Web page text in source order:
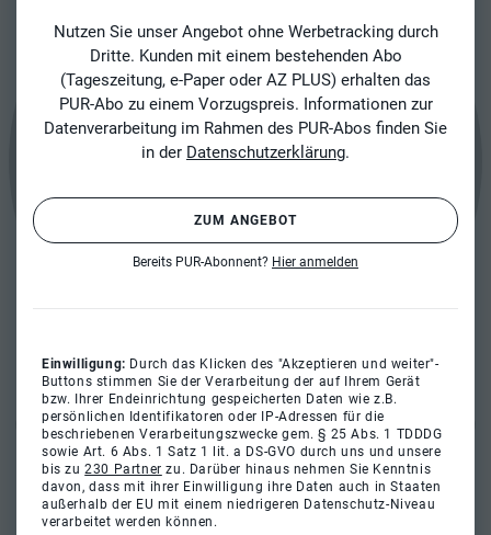
Nutzen Sie unser Angebot ohne Werbetracking durch
Dritte. Kunden mit einem bestehenden Abo
(Tageszeitung, e-Paper oder AZ PLUS) erhalten das
PUR-Abo zu einem Vorzugspreis. Informationen zur
Datenverarbeitung im Rahmen des PUR-Abos finden Sie
in der Datenschutzerklärung.
ZUM ANGEBOT
Bereits PUR-Abonnent? Hier anmelden
Einwilligung: Durch das Klicken des "Akzeptieren und weiter"-
Buttons stimmen Sie der Verarbeitung der auf Ihrem Gerät
bzw. Ihrer Endeinrichtung gespeicherten Daten wie z.B.
persönlichen Identifikatoren oder IP-Adressen für die
beschriebenen Verarbeitungszwecke gem. § 25 Abs. 1 TDDDG
sowie Art. 6 Abs. 1 Satz 1 lit. a DS-GVO durch uns und unsere
bis zu230 Partner zu. Darüber hinaus nehmen Sie Kenntnis
davon, dass mit ihrer Einwilligung ihre Daten auch in Staaten
außerhalb der EU mit einem niedrigeren Datenschutz-Niveau
verarbeitet werden können.